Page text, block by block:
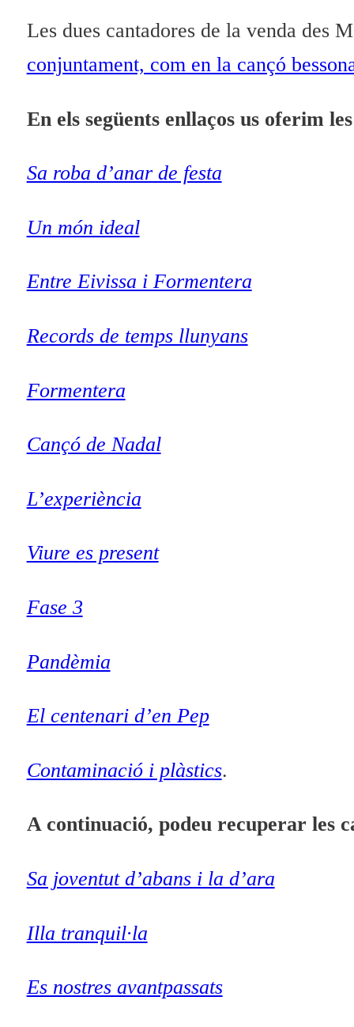
Les dues cantadores de la venda des
conjuntament, com en la cançó
En els següents enllaços us oferim
Sa roba d’anar de festa
Un món ideal
Entre Eivissa i Formentera
Records de temps llunyans
Formentera
Cançó de Nadal
L’experiència
Viure es present
Fase 3
Pandèmia
El centenari d’en Pep
Contaminació i plàstics.
A continuació, podeu recuperar les
Sa joventut d’abans i la d’ara
Illa tranquil·la
Es nostres avantpassats